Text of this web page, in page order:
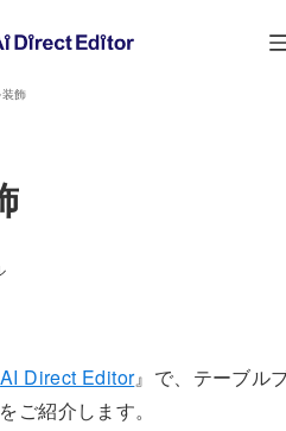
飾
AI Direct Editor』で、テーブル
ご紹介します。